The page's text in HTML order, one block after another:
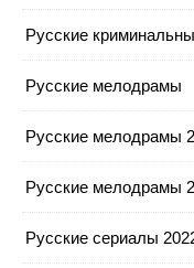
Русские
Русские мелодрамы
Русские мелодрамы
Русские мелодрамы
Русские сериалы